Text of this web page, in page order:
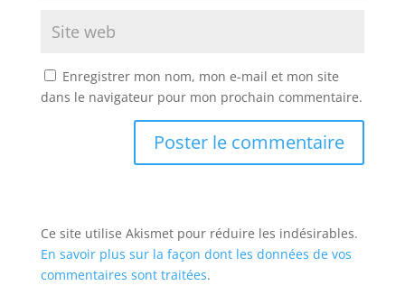
Enregistrer mon nom, mon e-mail et mon site
dans le navigateur pour mon prochain commentaire.
Ce site utilise Akismet pour réduire les indésirables.
En savoir plus sur la façon dont les données de vos
commentaires sont traitées.